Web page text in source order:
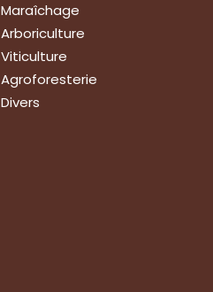
Maraîchage
Arboriculture
Viticulture
Agroforesterie
Divers